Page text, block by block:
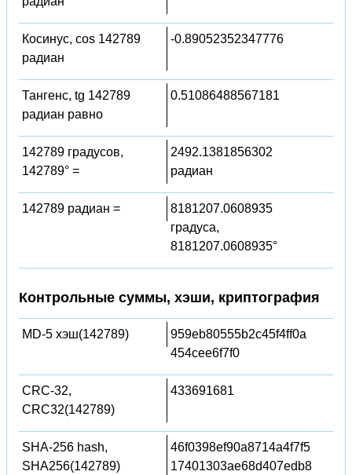
Косинус, cos 142789
радиан
-0.89052352347776
Тангенс, tg 142789
радиан равно
0.51086488567181
142789 градусов,
142789° =
2492.1381856302
радиан
142789 радиан =
8181207.0608935
градуса,
8181207.0608935°
Контрольные суммы, хэши, криптография
MD-5 хэш(142789)
959eb80555b2c45f4ff0a
454cee6f7f0
CRC-32,
CRC32(142789)
433691681
SHA-256 hash,
SHA256(142789)
46f0398ef90a8714a4f7f5
17401303ae68d407edb8